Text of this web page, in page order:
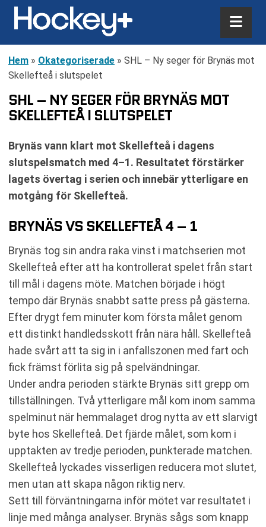
Hem » Okategoriserade » SHL – Ny seger för Brynäs mot
Skellefteå i slutspelet
SHL – NY SEGER FÖR BRYNÄS MOT
SKELLEFTEÅ I SLUTSPELET
Brynäs vann klart mot Skellefteå i dagens
slutspelsmatch med 4–1. Resultatet förstärker
lagets övertag i serien och innebär ytterligare en
motgång för Skellefteå.
BRYNÄS VS SKELLEFTEÅ 4 – 1
Brynäs tog sin andra raka vinst i matchserien mot
Skellefteå efter att ha kontrollerat spelet från start
till mål i dagens möte. Matchen började i högt
tempo där Brynäs snabbt satte press på gästerna.
Efter drygt fem minuter kom första målet genom
ett distinkt handledsskott från nära håll. Skellefteå
hade svårt att ta sig in i anfallszonen med fart och
fick främst förlita sig på spelvändningar.
Under andra perioden stärkte Brynäs sitt grepp om
tillställningen. Två ytterligare mål kom inom samma
spelminut när hemmalaget drog nytta av ett slarvigt
byte hos Skellefteå. Det fjärde målet, som kom i
upptakten av tredje perioden, punkterade matchen.
Skellefteå lyckades visserligen reducera mot slutet,
men utan att skapa någon riktig nerv.
Sett till förväntningarna inför mötet var resultatet i
linje med många analyser. Brynäs sågs som knapp